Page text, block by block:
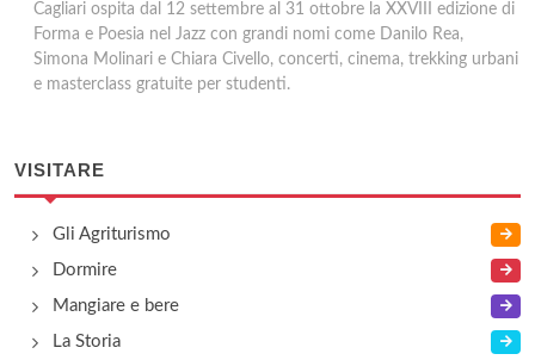
Cagliari ospita dal 12 settembre al 31 ottobre la XXVIII edizione di
Forma e Poesia nel Jazz con grandi nomi come Danilo Rea,
Simona Molinari e Chiara Civello, concerti, cinema, trekking urbani
e masterclass gratuite per studenti.
VISITARE
Gli Agriturismo
Dormire
Mangiare e bere
La Storia